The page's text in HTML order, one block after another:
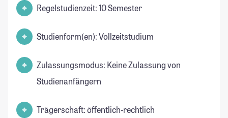
Regelstudienzeit: 10 Semester
Studienform(en): Vollzeitstudium
Zulassungsmodus: Keine Zulassung von
Studienanfängern
Trägerschaft: öffentlich-rechtlich